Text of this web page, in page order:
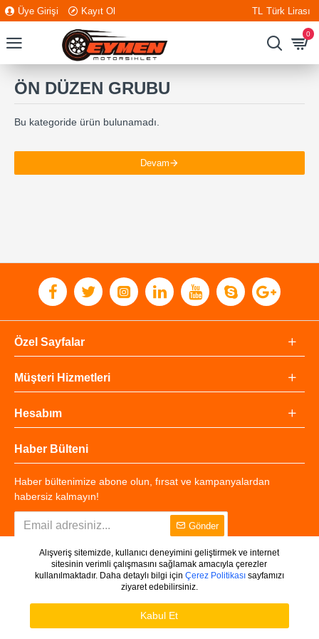
Üye Girişi Kayıt Ol TL Türk Lirası
0
ÖN DÜZEN GRUBU
Bu kategoride ürün bulunamadı.
Devam
Özel Sayfalar
Müşteri Hizmetleri
Hesabım
Haber Bülteni
Haber bültenimize abone olun, fırsat ve kampanyalardan
habersiz kalmayın!
Gönder
Copyright © 2025 - Tüm Hakları Saklıdır.
Alışveriş sitemizde, kullanıcı deneyimini geliştirmek ve internet
sitesinin verimli çalışmasını sağlamak amacıyla çerezler
kullanılmaktadır. Daha detaylı bilgi için Çerez Politikasısayfamızı
ziyaret edebilirsiniz.
Kabul Et
Ürünleri Filtrele